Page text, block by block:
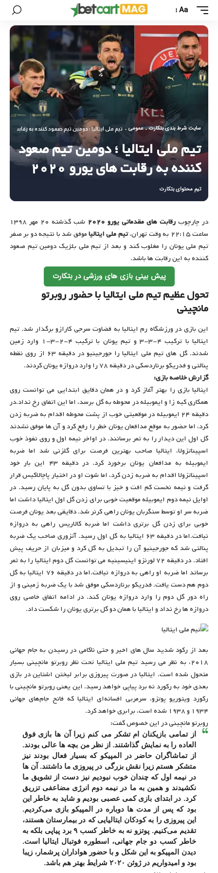
Aa
سایت شرط بندی بتکارت - عمومی - تیم ملی ایتالیا ؛ دومین تیم صعود کننده به رقابت های
تیم ملی ایتالیا ؛ دومین تیم صعود
کننده به رقابت های یورو ۲۰۲۰
تیم محتوای بتکارت
در چارچوب رقابت های مقدماتی یورو ۲۰۲۰
شب گذشته ۲۰ مهر ۱۳۹۸
ساعت ۲۲:۱۵ به وقت تهران،
تیم ملی ایتالیاموفق شد با نتیجه دو بر صفر
تیم ملی یونان را مغلوب کند و بعد از تیم ملی بلژیک دومین تیم صعود
کننده به این رقابت ها باشد.
پیش بینی بازی های ورزشی در بتکارت
تحول عظیم تیم ملی ایتالیا با حضور روبرتو
مانچینی
این بازی در ورزشگاه رم ایتالیا به قضاوت سرجی کارازو برگذار شد. تیم
ایتالیا با ترکیب ۴-۳-۳ و تیم یونان با ترکیب ۴-۲-۳-۱ وارد زمین
شدند. گل های تیم ملی ایتالیا را جورجینیو در دقیقه ۶۳ از روی نقطه
پنالتی و فدریکو برناردسکی در دقیقه ۷۸ را وارد دروازه یونان کردند.
گزارش خلاصه بازی:
ایتالیا بازی را بهتر آغاز کرد و در همان دقایق ابتدایی می توانست روی
همکاری کیه زا و ایموبیله در محوطه به گل برسد، اما این اتفاق رخ نداد.در
دقیقه ۲۴ ایموبیله در موقعیتی خوب از پشت محوطه اقدام به ضربه زدن
کرد، اما حضور به موقع مدافعان یونان خطر را رفع کرد و آن ها موفق نشدند
گل اول این دیدار را به ثمر برسانند. در اواخر نیمه اول و روی نفوذ خوب
اسپیناتزولا، ایتالیا صاحب بهترین فرصت برای گلزنی شد اما ضربه
ایموبیله به مدافعان یونان برخورد کرد. در دقیقه ۴۳ این بار خود
اسپیناتزولا اقدام به ضربه زدن کرد، اما شوت او در اختیار پاچالاکیس قرار
گرفت و نیمه نخست کم افت و خیز با تساوی بدون گل به پایان رسید. در
اوایل نیمه دوم ایموبیله موقعیت خوبی برای زدن گل اول ایتالیا داشت اما
ضربه سر او توسط سنگربان یونان راهی کرنر شد. دقایقی بعد یونان فرصت
خوبی برای زدن گل برتری داشت اما ضربه کالاریس راهی به دروازه
نیافت.اما در دقیقه ۶۳ ایتالیا به گل اول رسید. آتزوری صاحب یک ضربه
پنالتی شد که جورجینیو آن را تبدیل به گل کرد و میزبان از حریف پیش
افتاد. در دقیقه ۷۲ لورنزو اینیسینیه می توانست گل دوم ایتالیا را به ثمر
برساند اما ضربه او راهی به دروازه نیافت.اما در دقیقه ۷۶ ایتالیا به گل
دوم هم دست یافت. فدریکو برناردسکی موفق شد با یک ضربه زمینی و از
راه دور گل دوم را وارد دروازه یونان کند. در ادامه اتفاق خاصی روی
دروازه ها رخ نداد و ایتالیا با همان دو گل برتری یونان را شکست داد.
بعد از رکود شدید سال های اخیر و حتی ناکامی در رسیدن به جام جهانی
۲۰۱۸، به نظر می رسید تیم ملی ایتالیا تحت نظر روبرتو مانچینی بسیار
متحول شده است. ایتالیا در صورت پیروزی برابر لیختن اشتاین در بازی
بعدی خود به رکورد نه برد پیاپی خواهد رسید. این یعنی روبرتو مانچینی با
رکورد ویتوریو پوتزو، سرمربی افسانه‌ای ایتالیا که فاتح جام‌های جهانی
۱۹۳۴ و ۱۹۳۸ شده است، برابری خواهد کرد.
روبرتو مانچینی در این خصوص گفت:
از تمامی بازیکنان ام تشکر می کنم زیرا آن ها بازی فوق
العاده را به نمایش گذاشتند. از نظر من بچه‌ ها عالی بودند.
از تماشاگران حاضر در المپیکو که بسیار فعال بودند نیز
متشکر هستم زیرا نقش بزرگی در پیروزی ما داشتند. آن ‌ها
در نیمه اول که چندان خوب نبودیم نیز دست از تشویق ما
نکشیدند و همین به ما در نیمه دوم انرژی مضاعفی تزریق
کرد. در ابتدای بازی کمی عصبی بودیم و شاید به خاطر این
بود که پس از مدت ‌ها دوباره در المپیکو بازی می‌کردیم.
این پیروزی را به کودکان ایتالیایی که در بیمارستان هستند،
تقدیم می‌کنیم. پوتزو نه به خاطر کسب ۹ برد پیاپی بلکه به
خاطر کسب دو جام جهانی، اسطوره فوتبال ایتالیا است.
دیدن المپیکو به این شکل و با حضور هواداران پرشمار، زیبا
بود و امیدواریم در ژوئن ۲۰۲۰ شرایط بهتر هم باشد.